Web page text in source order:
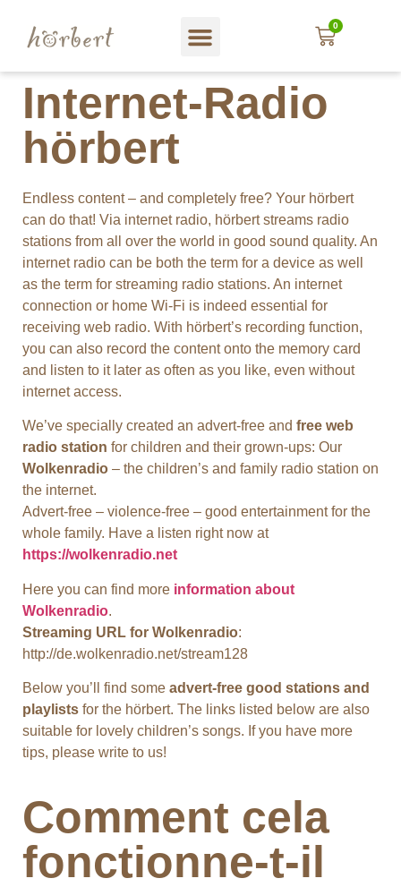
0
Internet-Radio
hörbert
Endless content – and completely free? Your hörbert
can do that! Via internet radio, hörbert streams radio
stations from all over the world in good sound quality. An
internet radio can be both the term for a device as well
as the term for streaming radio stations. An internet
connection or home Wi-Fi is indeed essential for
receiving web radio. With hörbert’s recording function,
you can also record the content onto the memory card
and listen to it later as often as you like, even without
internet access.
We’ve specially created an advert-free and free web
radio station for children and their grown-ups: Our
Wolkenradio – the children’s and family radio station on
the internet.
Advert-free – violence-free – good entertainment for the
whole family. Have a listen right now at
https://wolkenradio.net
Here you can find more information about
Wolkenradio.
Streaming URL for Wolkenradio:
http://de.wolkenradio.net/stream128
Below you’ll find some advert-free good stations and
playlists for the hörbert. The links listed below are also
suitable for lovely children’s songs. If you have more
tips, please write to us!
Comment cela
fonctionne-t-il